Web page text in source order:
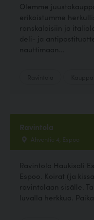
Olemme
erikoistumme
ranskalaisiin ja
deli- ja
nauttimaan...
Ravintola
Ahventie 4, Espoo
Ravintola Haukisali
Espoo. Koirat (ja
ravintolaan sisälle.
luvalla herkkua.